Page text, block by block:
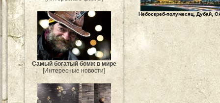
Самый богатый бомж в мире
[Интересные новости]
Небоскреб-полумесяц, Дубай,